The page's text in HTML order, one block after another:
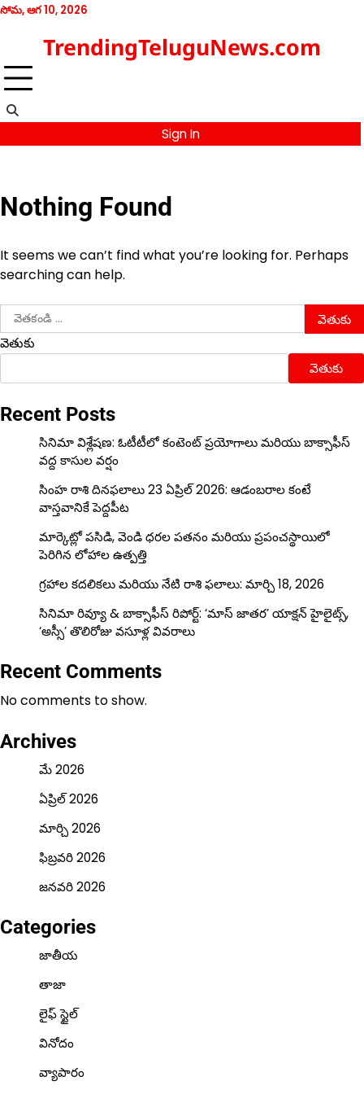
Skip
content
సోమ, ఆగ 10, 2026
TrendingTeluguNews.com
Sign In
Nothing Found
It seems we can’t find what you’re looking for. Perhaps
searching can help.
వెతికింది:
వెతుకు
వెతుకు
Recent Posts
సినిమా విశ్లేషణ: ఓటీటీలో కంటెంట్ ప్రయోగాలు మరియు బాక్సాఫీస్
వద్ద కాసుల వర్షం
సింహ రాశి దినఫలాలు 23 ఏప్రిల్ 2026: ఆడంబరాల కంటే
వాస్తవానికే పెద్దపీట
మార్కెట్లో పసిడి, వెండి ధరల పతనం మరియు ప్రపంచస్థాయిలో
పెరిగిన లోహాల ఉత్పత్తి
గ్రహాల కదలికలు మరియు నేటి రాశి ఫలాలు: మార్చి 18, 2026
సినిమా రివ్యూ & బాక్సాఫీస్ రిపోర్ట్: ‘మాస్ జాతర’ యాక్షన్ హైలైట్స్,
‘అస్సీ’ తొలిరోజు వసూళ్ల వివరాలు
Recent Comments
No comments to show.
Archives
మే 2026
ఏప్రిల్ 2026
మార్చి 2026
ఫిబ్రవరి 2026
జనవరి 2026
Categories
జాతీయ
తాజా
లైఫ్ స్టైల్
వినోదం
వ్యాపారం